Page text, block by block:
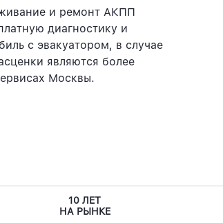
и ремонт АКПП
диагностику и
с эвакуатором, в случае
являются более
Москвы.
10 ЛЕТ
НА РЫНКЕ